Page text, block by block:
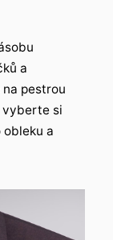
a
pestrou
vyberte si
a